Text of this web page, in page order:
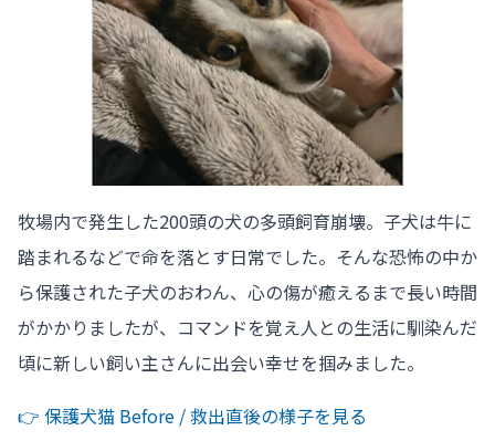
牧場内で発生した200頭の犬の多頭飼育崩壊。子犬は牛に
踏まれるなどで命を落とす日常でした。そんな恐怖の中か
ら保護された子犬のおわん、心の傷が癒えるまで長い時間
がかかりましたが、コマンドを覚え人との生活に馴染んだ
頃に新しい飼い主さんに出会い幸せを掴みました。
👉️ 保護犬猫 Before / 救出直後の様子を見る